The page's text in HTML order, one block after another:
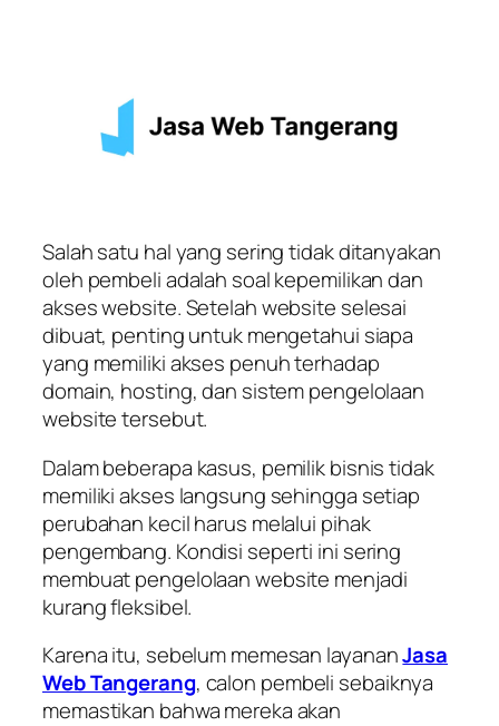
Salah satu hal yang sering tidak ditanyakan
oleh pembeli adalah soal kepemilikan dan
akses website. Setelah website selesai
dibuat, penting untuk mengetahui siapa
yang memiliki akses penuh terhadap
domain, hosting, dan sistem pengelolaan
website tersebut.
Dalam beberapa kasus, pemilik bisnis tidak
memiliki akses langsung sehingga setiap
perubahan kecil harus melalui pihak
pengembang. Kondisi seperti ini sering
membuat pengelolaan website menjadi
kurang fleksibel.
Karena itu, sebelum memesan layananJasa
Web Tangerang, calon pembeli sebaiknya
memastikan bahwa mereka akan